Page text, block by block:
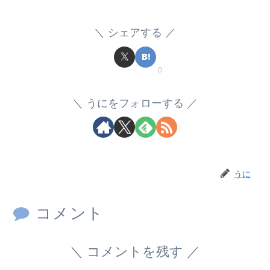
シェアする
0
うにをフォローする
うに
コメント
コメントを残す